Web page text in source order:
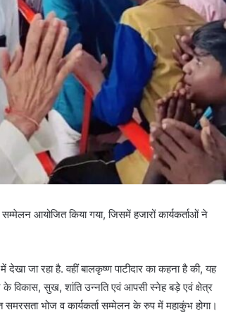
सम्मेलन आयोजित किया गया, जिसमें हजारों कार्यकर्ताओं ने
जा रहा है. वहीं बालकृष्ण पाटीदार का कहना है की, यह
के विकास, सुख, शांति उन्नति एवं आपसी स्नेह बड़े एवं क्षेत्र
भोज व कार्यकर्ता सम्मेलन के रुप में महाकुंभ होगा।